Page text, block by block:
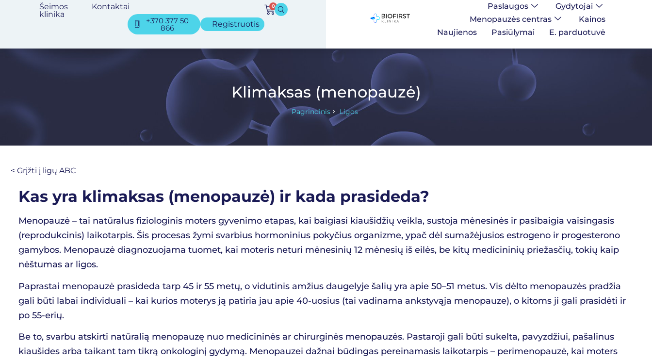
Šeimos
klinika
Kontaktai
+370 377 50
866 Registruotis
0 Paslaugos
Gydytojai
Menopauzės centras
Kainos
Naujienos
Pasiūlymai E. parduotuvė
Klimaksas (menopauzė)
Pagrindinis Ligos
< Grįžti į ligų ABC
Kas yra klimaksas (menopauzė) ir kada prasideda?
Menopauzė – tai natūralus fiziologinis moters gyvenimo etapas, kai baigiasi kiaušidžių veikla, sustoja mėnesinės ir pasibaigia vaisingasis
(reprodukcinis) laikotarpis. Šis procesas žymi svarbius hormoninius pokyčius organizme, ypač dėl sumažėjusios estrogeno ir progesterono
gamybos. Menopauzė diagnozuojama tuomet, kai moteris neturi mėnesinių 12 mėnesių iš eilės, be kitų medicininių priežasčių, tokių kaip
nėštumas ar ligos.
Paprastai menopauzė prasideda tarp 45 ir 55 metų, o vidutinis amžius daugelyje šalių yra apie 50–51 metus. Vis dėlto menopauzės pradžia
gali būti labai individuali – kai kurios moterys ją patiria jau apie 40-uosius (tai vadinama ankstyvąja menopauze), o kitoms ji gali prasidėti ir
po 55-erių.
Be to, svarbu atskirti natūralią menopauzę nuo medicininės ar chirurginės menopauzės. Pastaroji gali būti sukelta, pavyzdžiui, pašalinus
kiaušides arba taikant tam tikrą onkologinį gydymą. Menopauzei dažnai būdingas pereinamasis laikotarpis – perimenopauzė, kai moters